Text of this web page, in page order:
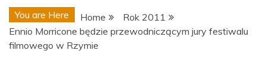
You are Here Home
Rok 2011
Ennio Morricone będzie przewodniczącym jury festiwalu
filmowego w Rzymie